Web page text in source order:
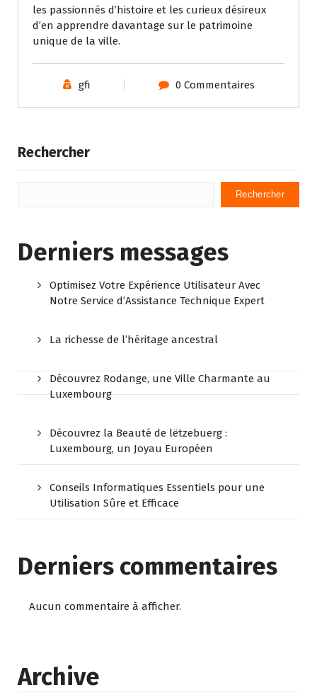
les passionnés d’histoire et les curieux désireux
d’en apprendre davantage sur le patrimoine
unique de la ville.
gfi 0 Commentaires
Rechercher
Rechercher
Derniers messages
Optimisez Votre Expérience Utilisateur Avec
Notre Service d’Assistance Technique Expert
La richesse de l’héritage ancestral
Découvrez Rodange, une Ville Charmante au
Luxembourg
Découvrez la Beauté de lëtzebuerg :
Luxembourg, un Joyau Européen
Conseils Informatiques Essentiels pour une
Utilisation Sûre et Efficace
Derniers commentaires
Aucun commentaire à afficher.
Archive